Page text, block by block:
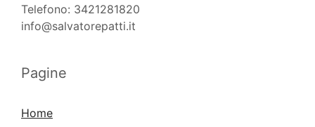
Telefono: 3421281820
info@salvatorepatti.it
Pagine
Home